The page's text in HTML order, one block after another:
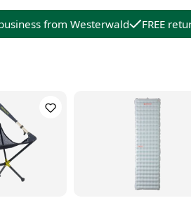
from Westerwald FREE